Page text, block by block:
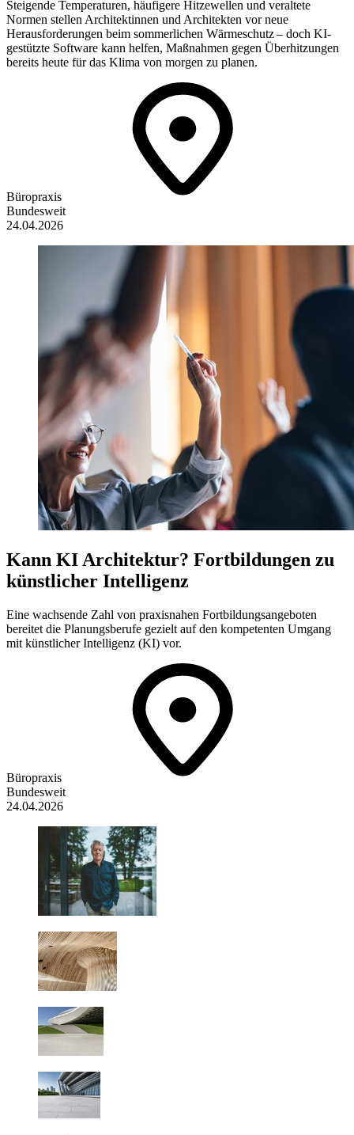
Steigende Temperaturen, häufigere Hitzewellen und veraltete
Normen stellen Architektinnen und Architekten vor neue
Herausforderungen beim sommerlichen Wärmeschutz – doch KI-
gestützte Software kann helfen, Maßnahmen gegen Überhitzungen
bereits heute für das Klima von morgen zu planen.
Büropraxis
Bundesweit
24.04.2026
Kann KI Architektur? Fortbildungen zu
künstlicher Intelligenz
Eine wachsende Zahl von praxisnahen Fortbildungsangeboten
bereitet die Planungsberufe gezielt auf den kompetenten Umgang
mit künstlicher Intelligenz (KI) vor.
Büropraxis
Bundesweit
24.04.2026